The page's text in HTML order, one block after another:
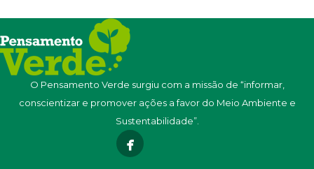
O Pensamento Verde surgiu com a missão de “informar,
conscientizar e promover ações a favor do Meio Ambiente e
Sustentabilidade”.